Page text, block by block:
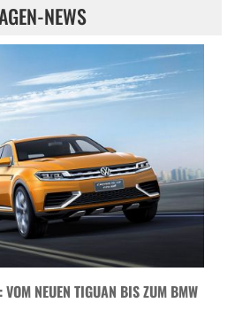
NEWS
VOM NEUEN TIGUAN BIS ZUM BMW